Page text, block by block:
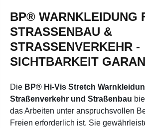
BP® WARNKLEIDUNG
STRASSENBAU & S
TRASSENVERKEHR - SI
CHTBARKEIT
Die BP® Hi-Vis Stretch
Straßenverkehr und Straßenbau
das Arbeiten unter anspruchsvollen
Freien erforderlich ist. Sie